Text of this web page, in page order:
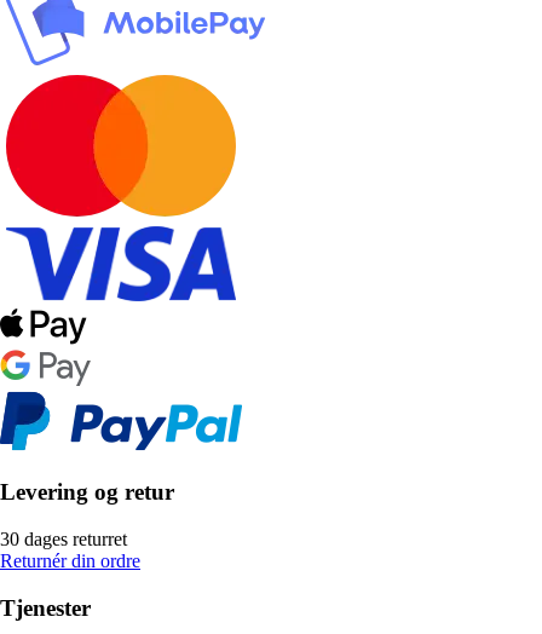
Levering og retur
30 dages returret
Returnér din ordre
Tjenester